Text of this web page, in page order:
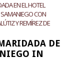
EN EL HOTEL
CON
Y REMÍREZ DE
DE
IN